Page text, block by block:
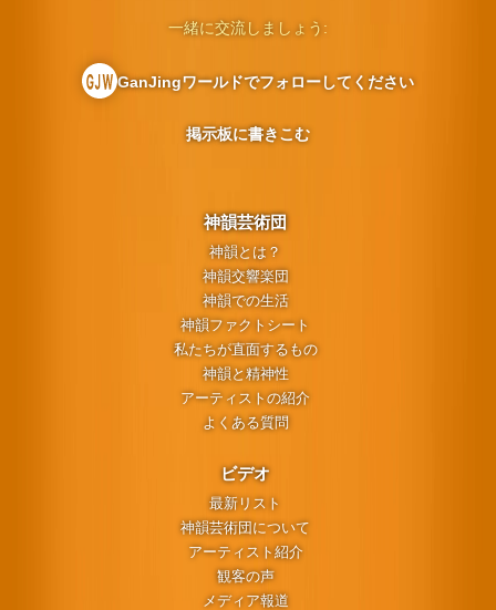
神韻芸術団
神韻とは？
神韻交響楽団
神韻での生活
神韻ファクトシート
私たちが直面するもの
神韻と精神性
アーティストの紹介
よくある質問
ビデオ
最新リスト
神韻芸術団について
アーティスト紹介
観客の声
メディア報道
一緒に交流しましょう:
GanJingワールドでフォローしてください
掲示板に書きこむ